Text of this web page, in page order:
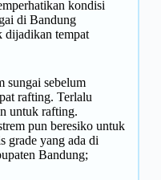
kondisi
di Bandung
dijadikan tempat
sungai sebelum
rafting. Terlalu
untuk rafting.
pun beresiko untuk
grade yang ada di
Bandung;